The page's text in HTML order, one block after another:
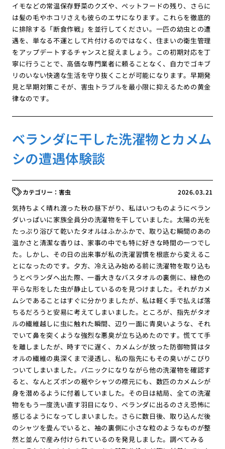
イモなどの常温保存野菜のクズや、ペットフードの残り、さらに
は髪の毛やホコリさえも彼らのエサになります。これらを徹底的
に排除する「断食作戦」を並行してください。一匹の幼虫との遭
遇を、単なる不運として片付けるのではなく、住まいの衛生管理
をアップデートするチャンスと捉えましょう。この初期対応を丁
寧に行うことで、高価な専門業者に頼ることなく、自力でゴキブ
リのいない快適な生活を守り抜くことが可能になります。早期発
見と早期対策こそが、害虫トラブルを最小限に抑えるための黄金
律なのです。
ベランダに干した洗濯物とカメム
シの遭遇体験談
2026.03.21
害虫
気持ちよく晴れ渡った秋の昼下がり、私はいつものようにベラン
ダいっぱいに家族全員分の洗濯物を干していました。太陽の光を
たっぷり浴びて乾いたタオルはふかふかで、取り込む瞬間のあの
温かさと清潔な香りは、家事の中でも特に好きな時間の一つでし
た。しかし、その日の出来事が私の洗濯習慣を根底から変えるこ
とになったのです。夕方、冷え込み始める前に洗濯物を取り込も
うとベランダへ出た際、一番大きなバスタオルの裏側に、緑色の
平らな形をした虫が静止しているのを見つけました。それがカメ
ムシであることはすぐに分かりましたが、私は軽く手で払えば落
ちるだろうと安易に考えてしまいました。ところが、指先がタオ
ルの繊維越しに虫に触れた瞬間、辺り一面に青臭いような、それ
でいて鼻を突くような強烈な悪臭が立ち込めたのです。慌てて手
を離しましたが、時すでに遅く、カメムシが放った防御物質はタ
オルの繊維の奥深くまで浸透し、私の指先にもその臭いがこびり
ついてしまいました。パニックになりながら他の洗濯物を確認す
ると、なんとズボンの裾やシャツの襟元にも、数匹のカメムシが
身を潜めるように付着していました。その日は結局、全ての洗濯
物をもう一度洗い直す羽目になり、ベランダに出るのさえ恐怖に
感じるようになってしまいました。さらに数日後、取り込んだ後
のシャツを畳んでいると、袖の裏側に小さな粒のようなものが整
然と並んで産み付けられているのを発見しました。調べてみる